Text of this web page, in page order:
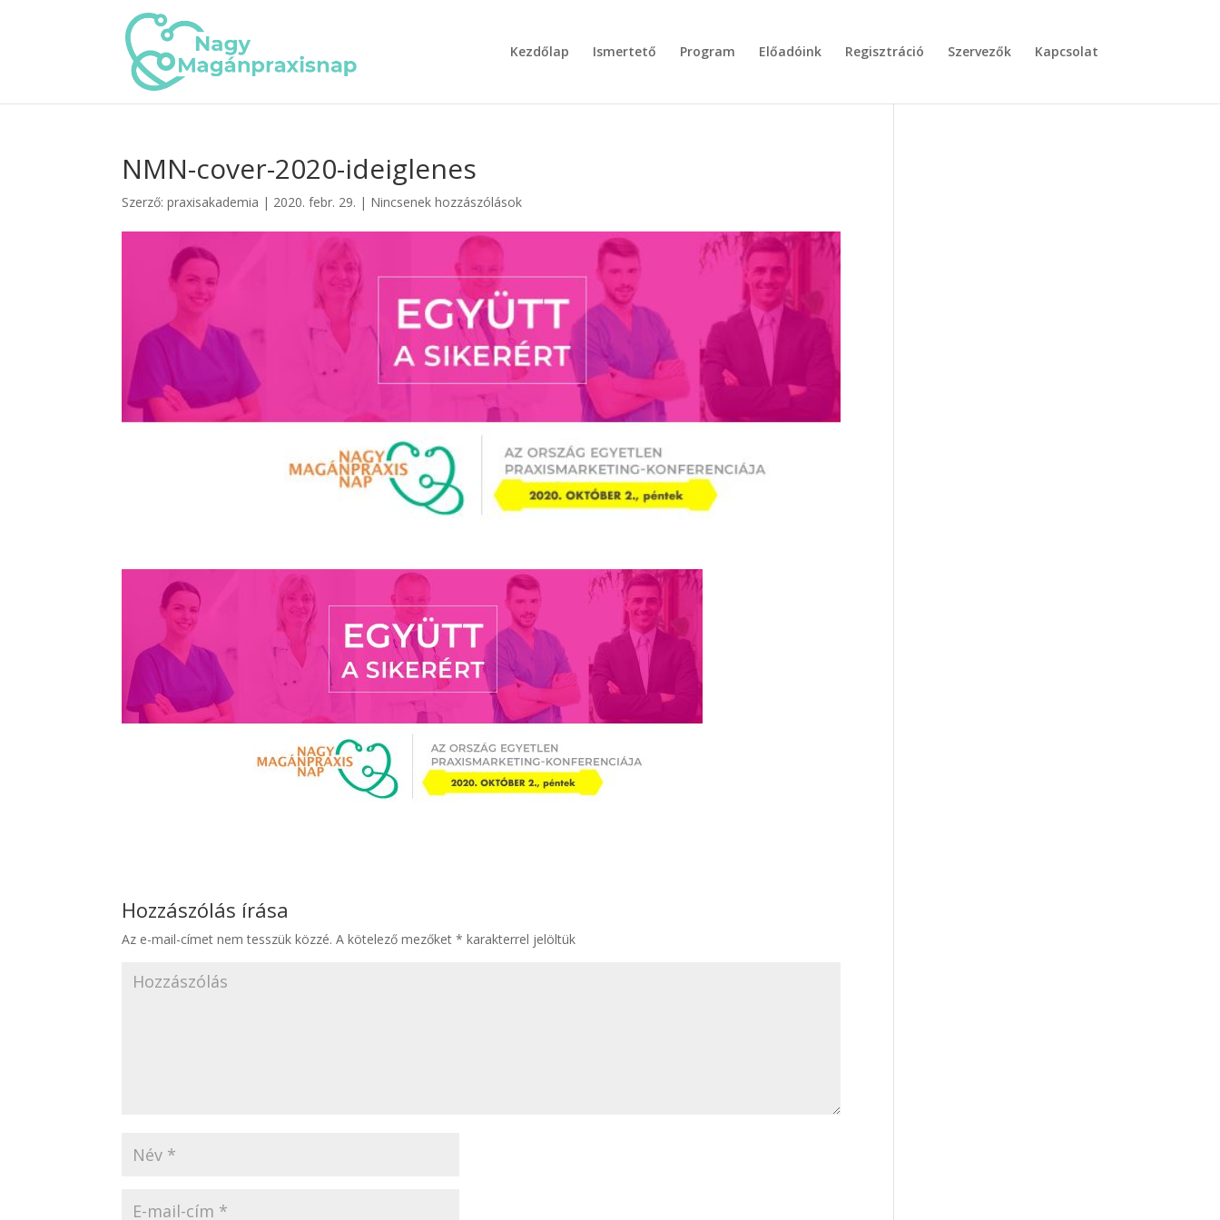
Kezdőlap Ismertető Program Előadóink Regisztráció Szervezők Kapcsolat
NMN-cover-2020-ideiglenes
Szerző:praxisakademia | 2020. febr. 29. | Nincsenek hozzászólások
Hozzászólás írása
Az e-mail-címet nem tesszük közzé. A kötelező mezőket* karakterrel jelöltük